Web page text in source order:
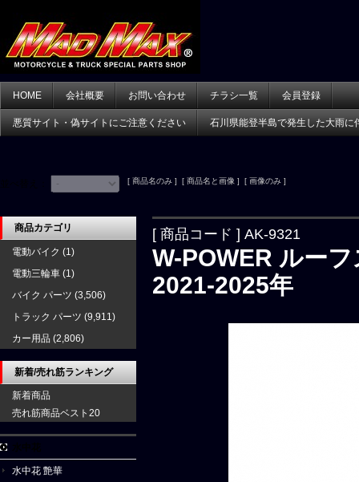
HOME 会社概要 お問い合わせ チラシ一覧 会員登録
悪質サイト・偽サイトにご注意ください 石川県能登半島で発生した大雨に
[ 商品名のみ ] [ 商品名と画像 ] [ 画像のみ ]
[ 商品コード ] AK-9321
W-POWER ルー
2021-2025年
商品カテゴリ
電動バイク (1)
電動三輪車 (1)
バイク パーツ (3,506)
トラック パーツ (9,911)
カー用品 (2,806)
新着/売れ筋ランキング
新着商品
売れ筋商品ベスト20
水中花 艶華